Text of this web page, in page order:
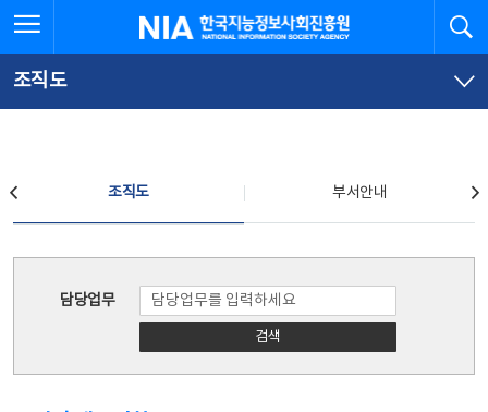
문
로
가
체
뉴
바
가
한국지능정보사회진흥원
조직도
조직도 부서안내
담당업무
검색